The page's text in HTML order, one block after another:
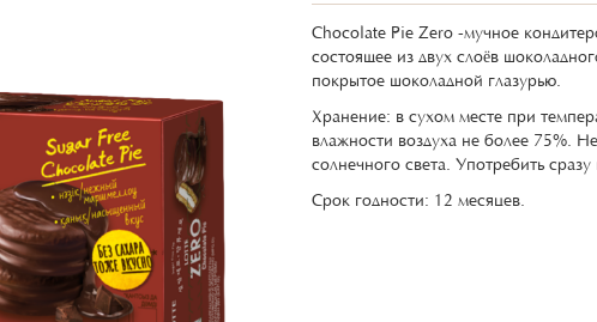
Chocolate Pie Zero -мучное
состоящее из двух слоёв
покрытое шоколадной глазурью.
Хранение: в сухом месте при
влажности воздуха не более 75%.
солнечного света. Употребить
Срок годности: 12 месяцев.